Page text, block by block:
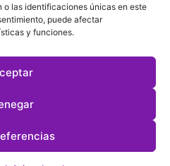
las identificaciones únicas en este
puede afectar
y funciones.
| Disseny Assumptes de